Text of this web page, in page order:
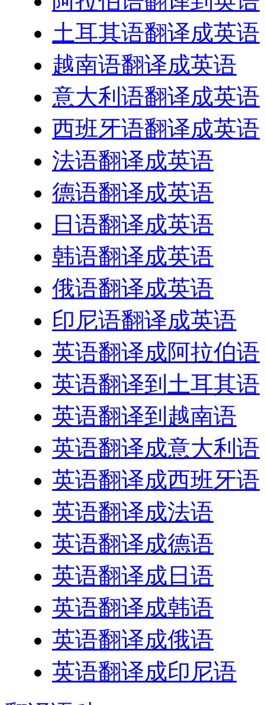
土耳其语翻译成英语
越南语翻译成英语
意大利语翻译成英语
西班牙语翻译成英语
法语翻译成英语
德语翻译成英语
日语翻译成英语
韩语翻译成英语
俄语翻译成英语
印尼语翻译成英语
英语翻译成阿拉伯语
英语翻译到土耳其语
英语翻译到越南语
英语翻译成意大利语
英语翻译成西班牙语
英语翻译成法语
英语翻译成德语
英语翻译成日语
英语翻译成韩语
英语翻译成俄语
英语翻译成印尼语